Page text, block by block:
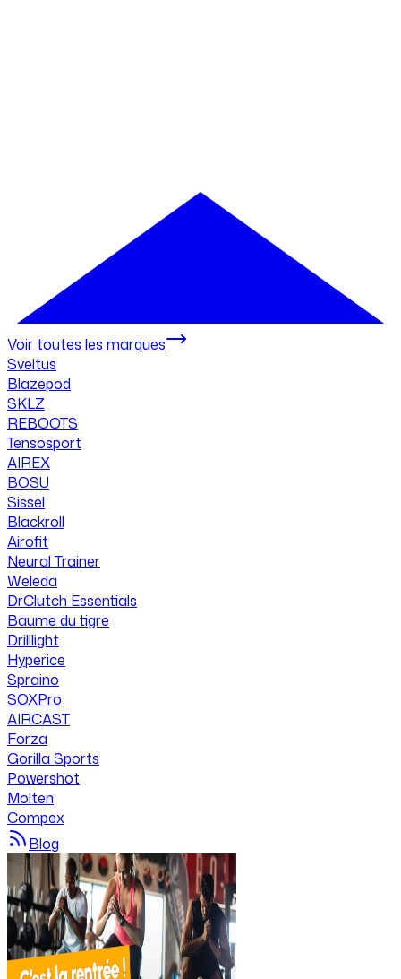
Voir toutes les marques
Sveltus
Blazepod
SKLZ
REBOOTS
Tensosport
AIREX
BOSU
Sissel
Blackroll
Airofit
Neural Trainer
Weleda
DrClutch Essentials
Baume du tigre
Drilllight
Hyperice
Spraino
SOXPro
AIRCAST
Forza
Gorilla Sports
Powershot
Molten
Compex
Blog